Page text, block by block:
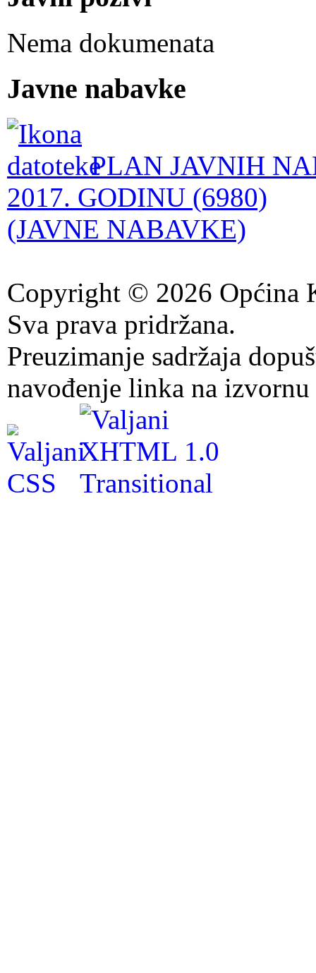
Nema dokumenata
Javne nabavke
PLAN JAVNIH
2017. GODINU (6980)
(JAVNE NABAVKE)
Copyright © 2026 Općina
Sva prava pridržana.
Preuzimanje sadržaja
navođenje linka na izvornu